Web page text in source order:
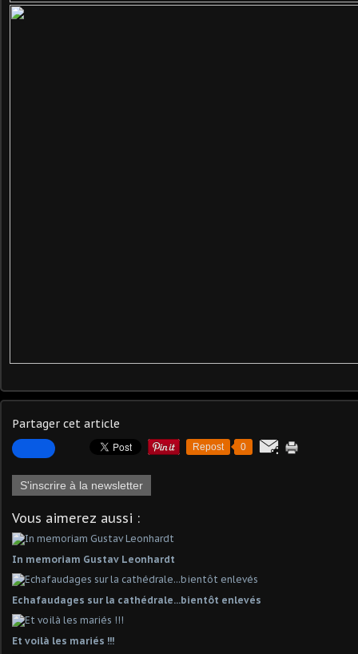
Partager cet article
Repost 0
S'inscrire à la newsletter
Vous aimerez aussi :
In memoriam Gustav Leonhardt
Echafaudages sur la cathédrale...bientôt enlevés
Et voilà les mariés !!!